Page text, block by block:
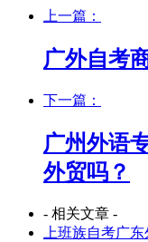
上一篇：
广外自考
下一篇：
广州外语
外贸吗？
- 相关文章 -
上班族自考广